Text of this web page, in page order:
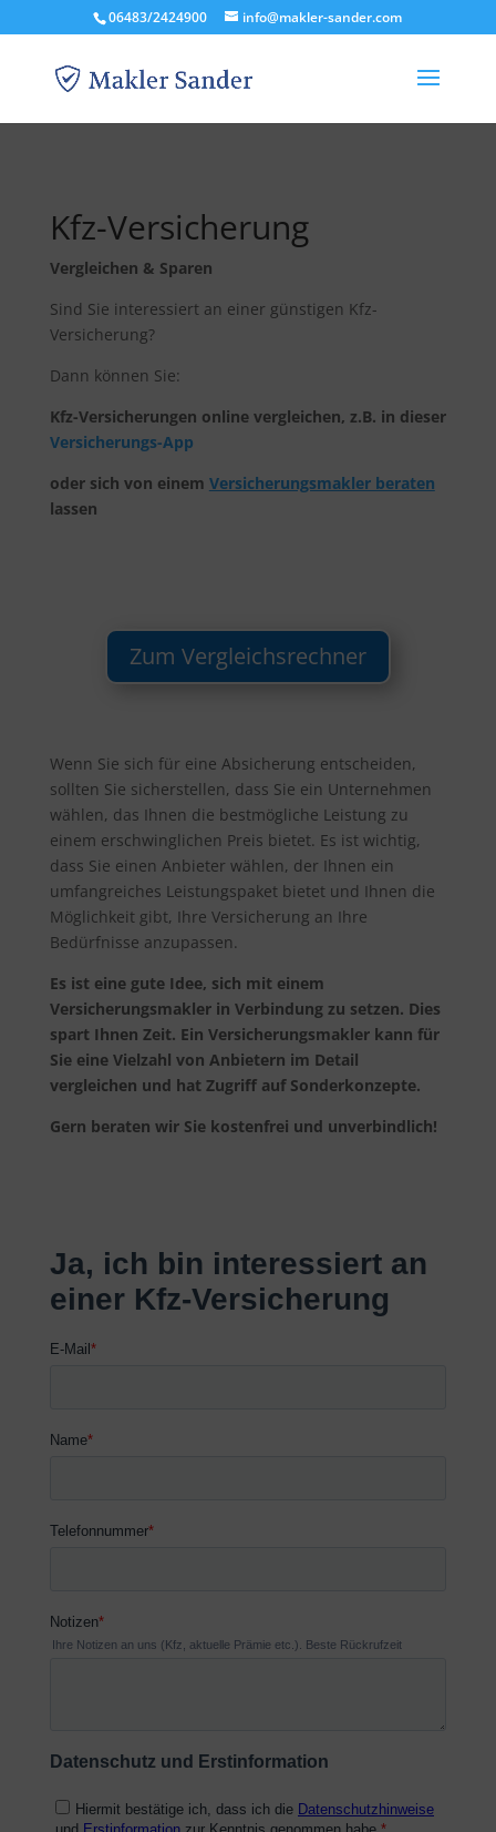
06483/2424900 info@makler-sander.com
Kfz-Versicherung
Vergleichen & Sparen
Sind Sie interessiert an einer günstigen Kfz-
Versicherung?
Dann können Sie:
Kfz-Versicherungen online vergleichen, z.B. in dieser
Versicherungs-App
oder sich von einem Versicherungsmakler beraten
lassen
Zum Vergleichsrechner
Wenn Sie sich für eine Absicherung entscheiden,
sollten Sie sicherstellen, dass Sie ein Unternehmen
wählen, das Ihnen die bestmögliche Leistung zu
einem erschwinglichen Preis bietet. Es ist wichtig,
dass Sie einen Anbieter wählen, der Ihnen ein
umfangreiches Leistungspaket bietet und Ihnen die
Möglichkeit gibt, Ihre Versicherung an Ihre
Bedürfnisse anzupassen.
Es ist eine gute Idee, sich mit einem
Versicherungsmakler in Verbindung zu setzen. Dies
spart Ihnen Zeit. Ein Versicherungsmakler kann für
Sie eine Vielzahl von Anbietern im Detail
vergleichen und hat Zugriff auf Sonderkonzepte.
Gern beraten wir Sie kostenfrei und unverbindlich!